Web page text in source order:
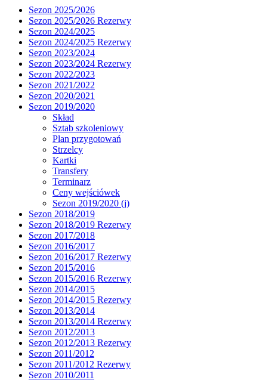
Sezon 2025/2026
Sezon 2025/2026 Rezerwy
Sezon 2024/2025
Sezon 2024/2025 Rezerwy
Sezon 2023/2024
Sezon 2023/2024 Rezerwy
Sezon 2022/2023
Sezon 2021/2022
Sezon 2020/2021
Sezon 2019/2020
Skład
Sztab szkoleniowy
Plan przygotowań
Strzelcy
Kartki
Transfery
Terminarz
Ceny wejściówek
Sezon 2019/2020 (j)
Sezon 2018/2019
Sezon 2018/2019 Rezerwy
Sezon 2017/2018
Sezon 2016/2017
Sezon 2016/2017 Rezerwy
Sezon 2015/2016
Sezon 2015/2016 Rezerwy
Sezon 2014/2015
Sezon 2014/2015 Rezerwy
Sezon 2013/2014
Sezon 2013/2014 Rezerwy
Sezon 2012/2013
Sezon 2012/2013 Rezerwy
Sezon 2011/2012
Sezon 2011/2012 Rezerwy
Sezon 2010/2011